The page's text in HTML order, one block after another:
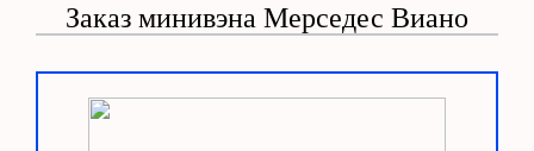
Заказ минивэна Мерседес Виано